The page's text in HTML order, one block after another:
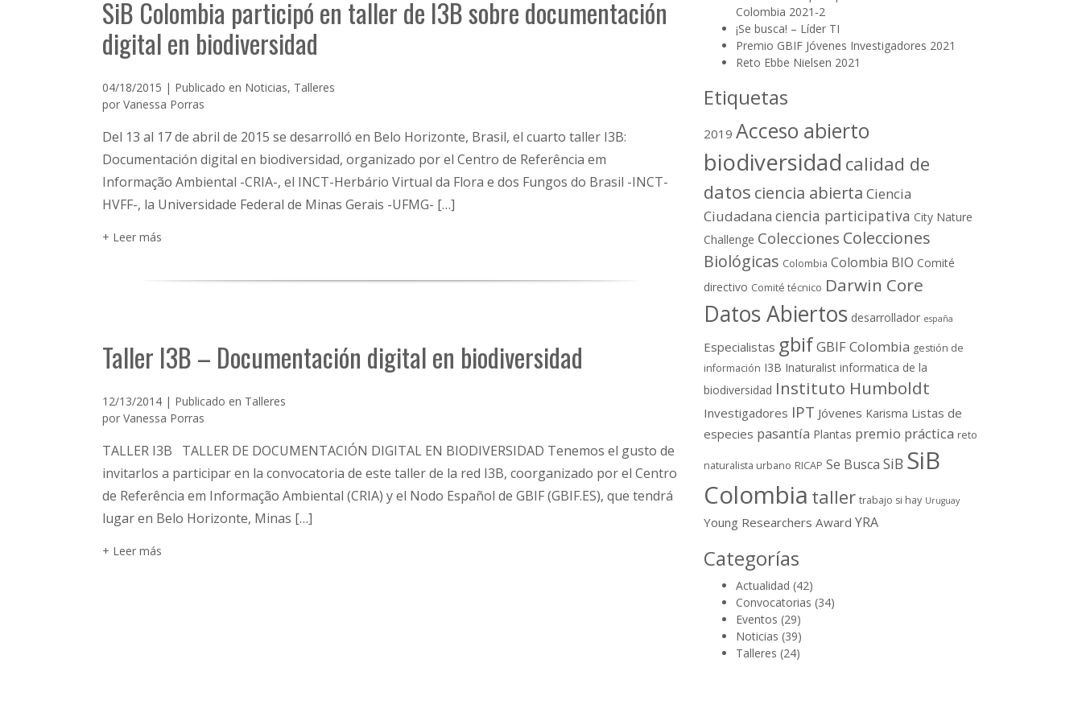
SiB Colombia participó en taller de I3B sobre documentación
digital en biodiversidad
04/18/2015 | Publicado en Noticias, Talleres
por Vanessa Porras
Del 13 al 17 de abril de 2015 se desarrolló en Belo Horizonte, Brasil, el cuarto taller I3B:
Documentación digital en biodiversidad, organizado por el Centro de Referência em
Informação Ambiental -CRIA-, el INCT-Herbário Virtual da Flora e dos Fungos do Brasil -INCT-
HVFF-, la Universidade Federal de Minas Gerais -UFMG- […]
+ Leer más
Taller I3B – Documentación digital en biodiversidad
12/13/2014 | Publicado en Talleres
por Vanessa Porras
TALLER I3B TALLER DE DOCUMENTACIÓN DIGITAL EN BIODIVERSIDAD Tenemos el gusto de
invitarlos a participar en la convocatoria de este taller de la red I3B, coorganizado por el Centro
de Referência em Informação Ambiental (CRIA) y el Nodo Español de GBIF (GBIF.ES), que tendrá
lugar en Belo Horizonte, Minas […]
+ Leer más
Colombia 2021-2
¡Se busca! – Líder TI
Premio GBIF Jóvenes Investigadores 2021
Reto Ebbe Nielsen 2021
Etiquetas
2019 Acceso abierto
biodiversidad calidad de
datos ciencia abierta Ciencia
Ciudadana ciencia participativa City Nature
Challenge Colecciones Colecciones
Biológicas Colombia Colombia BIO Comité
directivo Comité técnico Darwin Core
Datos Abiertos desarrollador españa
Especialistas gbifGBIF Colombia gestión de
información I3B Inaturalist informatica de la
biodiversidad Instituto Humboldt
Investigadores IPT Jóvenes Karisma Listas de
especies pasantía Plantas premio práctica reto
naturalista urbano RICAP Se Busca SiB SiB
Colombia taller trabajo si hay Uruguay
Young Researchers Award YRA
Categorías
Actualidad (42)
Convocatorias (34)
Eventos (29)
Noticias (39)
Talleres (24)